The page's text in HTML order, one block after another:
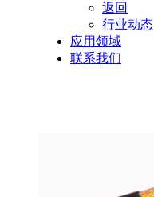
返回
行业动态
应用领域
联系我们